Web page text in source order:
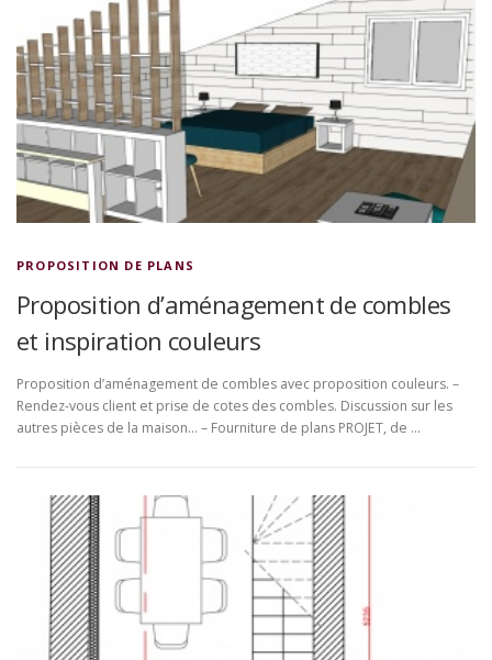
PROPOSITION DE PLANS
Proposition d’aménagement de combles
et inspiration couleurs
Proposition d’aménagement de combles avec proposition couleurs. –
Rendez-vous client et prise de cotes des combles. Discussion sur les
autres pièces de la maison… – Fourniture de plans PROJET, de …